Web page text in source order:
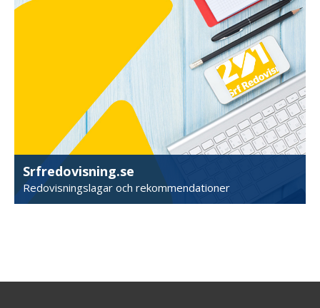
Srfredovisning.se
Redovisningslagar och rekommendationer